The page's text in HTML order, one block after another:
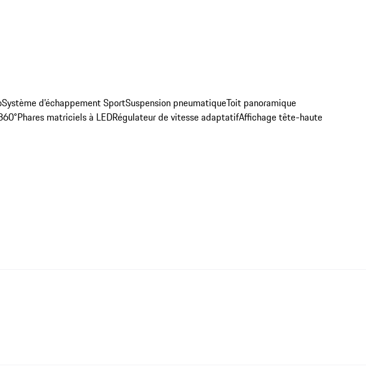
Système d’échappement SportSuspension pneumatiqueToit panoramique
Phares matriciels à LEDRégulateur de vitesse adaptatifAffichage tête-haute